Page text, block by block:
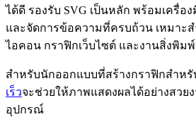
ได้ดี รองรับ SVG เป็นหลัก พร้อมเครื่อง
และจัดการข้อความที่ครบถ้วน เหมาะ
ไอคอน กราฟิกเว็บไซต์ และงานสิ่งพิมพ์
สำหรับนักออกแบบที่สร้างกราฟิกสำหรั
เร็วจะช่วยให้ภาพแสดงผลได้อย่างสวย
อุปกรณ์